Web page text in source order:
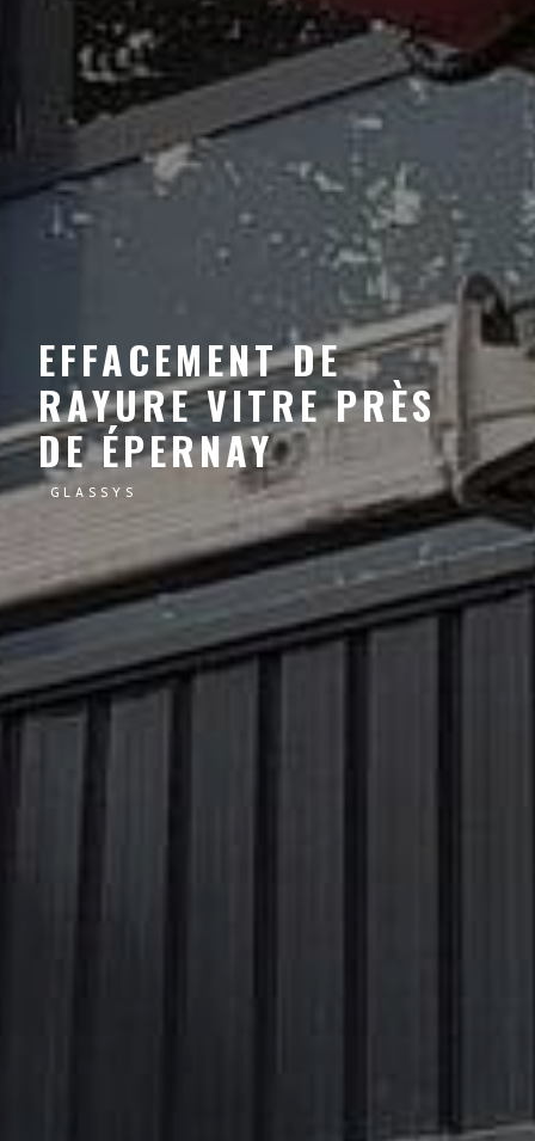
EFFACEMENT DE
RAYURE VITRE PRÈS
DE ÉPERNAY
GLASSYS